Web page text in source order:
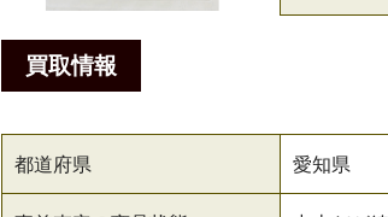
買取情報
都道府県 愛知県